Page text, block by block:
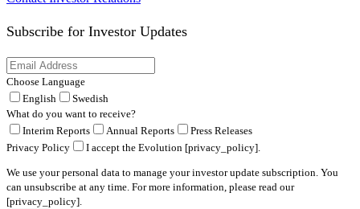
Subscribe for Investor Updates
Choose Language
English
Swedish
What do you want to receive?
Interim Reports
Annual Reports
Press Releases
Privacy Policy
I accept the Evolution [privacy_policy].
We use your personal data to manage your investor update subscription. You
can unsubscribe at any time. For more information, please read our
[privacy_policy].